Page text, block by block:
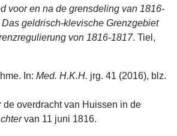
voor en na de grensdeling van 1816-
geldrisch-klevische Grenzgebiet
von 1816-1817. Tiel,
In: Med. H.K.H. jrg. 41 (2016), blz.
de overdracht van Huissen in de
van 11 juni 1816.